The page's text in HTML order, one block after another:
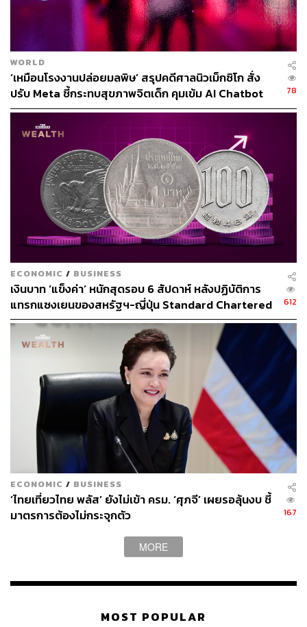
226
ABOUT THE AUTHOR
THE STANDARD TEAM
กองบรรณาธิการ THE STANDARD
WORLD
‘เหมือนโรงงานปล่อยมลพิษ’ สรุปคดีศาลนิวเม็กซิโก สั่ง
ปรับ Meta ชี้กระทบสุขภาพจิตเด็ก คุมเข้ม AI Chatbot
78
ECONOMIC / BUSINESS
เงินบาท ‘แข็งค่า’ หนักสุดรอบ 6 สัปดาห์ หลังปฏิบัติการ
แทรกแซงเยนของสหรัฐฯ-ญี่ปุ่น Standard Chartered
เปิดเป้าสิ้นปีนี้จ่อแข็งต่อแตะ 32.50 บาทต่อดอลลาร์
612
ECONOMIC / BUSINESS
‘ไทยเที่ยวไทย พลัส’ ยังไม่เข้า ครม. ‘ศุภจี’ เผยรอลุ้นงบ ชี้
มาตรการต้องไม่กระจุกตัว
167
MORE
MOST POPULAR